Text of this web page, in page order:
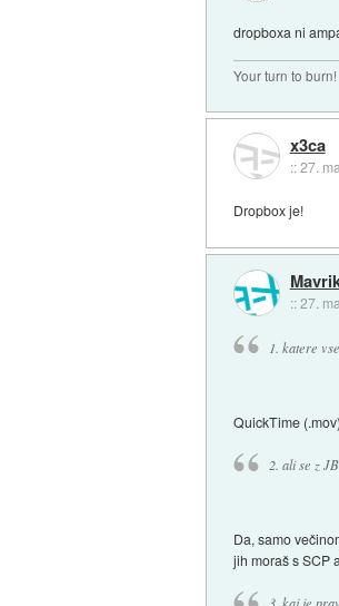
dropboxa ni
Your turn to burn!
x3ca
::27.
Dropbox je!
::27.
1. katere
QuickTime
2. ali se z
Da, samo
jih moraš s SCP